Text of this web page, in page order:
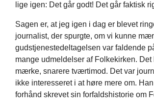
lige igen: Det går godt! Det går faktisk
Sagen er, at jeg igen i dag er blevet
journalist, der spurgte, om vi kunne
gudstjenestedeltagelsen var faldende
mange udmeldelser af Folkekirken. Det
mærke, snarere tværtimod. Det var
ikke interesseret i at høre mere om.
forhånd skrevet sin forfaldshistorie om